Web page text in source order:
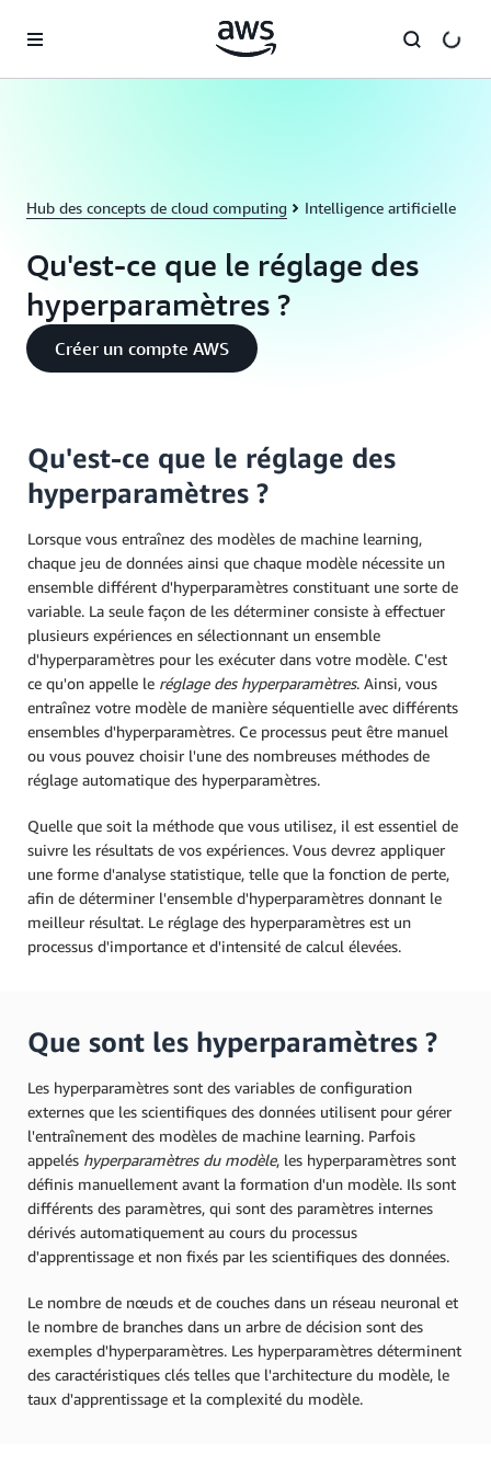
Hub des concepts de cloud computing Intelligence artificielle
Qu'est-ce que le réglage des
hyperparamètres ?
Créer un compte AWS
Qu'est-ce que le réglage des
hyperparamètres ?
Lorsque vous entraînez des modèles de machine learning,
chaque jeu de données ainsi que chaque modèle nécessite un
ensemble différent d'hyperparamètres constituant une sorte de
variable. La seule façon de les déterminer consiste à effectuer
plusieurs expériences en sélectionnant un ensemble
d'hyperparamètres pour les exécuter dans votre modèle. C'est
ce qu'on appelle le réglage des hyperparamètres. Ainsi, vous
entraînez votre modèle de manière séquentielle avec différents
ensembles d'hyperparamètres. Ce processus peut être manuel
ou vous pouvez choisir l'une des nombreuses méthodes de
réglage automatique des hyperparamètres.
Quelle que soit la méthode que vous utilisez, il est essentiel de
suivre les résultats de vos expériences. Vous devrez appliquer
une forme d'analyse statistique, telle que la fonction de perte,
afin de déterminer l'ensemble d'hyperparamètres donnant le
meilleur résultat. Le réglage des hyperparamètres est un
processus d'importance et d'intensité de calcul élevées.
Que sont les hyperparamètres ?
Les hyperparamètres sont des variables de configuration
externes que les scientifiques des données utilisent pour gérer
l'entraînement des modèles de machine learning. Parfois
appelés hyperparamètres du modèle, les hyperparamètres sont
définis manuellement avant la formation d'un modèle. Ils sont
différents des paramètres, qui sont des paramètres internes
dérivés automatiquement au cours du processus
d'apprentissage et non fixés par les scientifiques des données.
Le nombre de nœuds et de couches dans un réseau neuronal et
le nombre de branches dans un arbre de décision sont des
exemples d'hyperparamètres. Les hyperparamètres déterminent
des caractéristiques clés telles que l'architecture du modèle, le
taux d'apprentissage et la complexité du modèle.